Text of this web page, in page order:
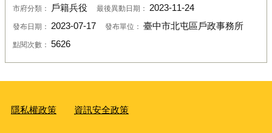
市府分類： 戶籍兵役 最後異動日期： 2023-11-24
發布日期： 2023-07-17 發布單位： 臺中市北屯區戶政事務所
點閱次數： 5626
隱私權政策 資訊安全政策